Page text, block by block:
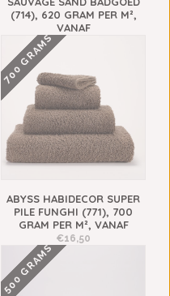
(714), 620 GRAM PER M²,
VANAF
€19,00
700 GRAMS
ABYSS HABIDECOR SUPER
PILE FUNGHI (771), 700
GRAM PER M², VANAF
€16,50
500 GRAMS